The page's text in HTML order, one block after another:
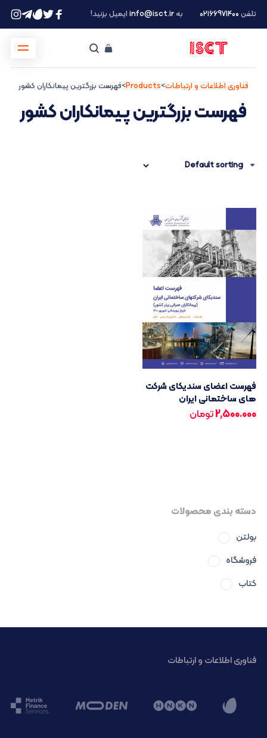
تلفن ۰۲۱66971400 بهinfo@isct.irایمیل بزنید!
فناوری اطلاعات و ارتباطات>
Products
>فهرست بزرگترین پیمانکاران کشور
فهرست بزرگترین پیمانکاران کشور
فهرست اعضای سندیکای شرکت
های ساختمانی ایران
2,500.000تومان
دسته بندی محصولات
بولتن
فروشگاه
کتاب
فناوری اطلاعات و ارتباطات